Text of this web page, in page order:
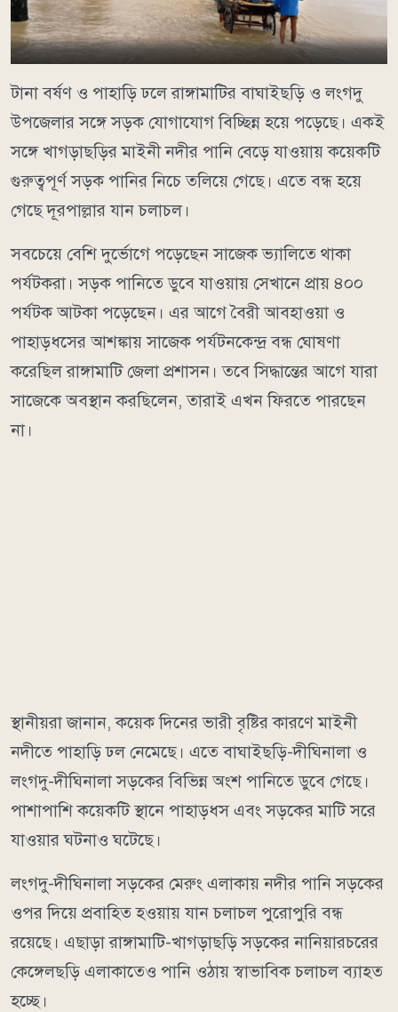
টানা বর্ষণ ও পাহাড়ি ঢলে রাঙ্গামাটির বাঘাইছড়ি ও লংগদু
উপজেলার সঙ্গে সড়ক যোগাযোগ বিচ্ছিন্ন হয়ে পড়েছে। একই
সঙ্গে খাগড়াছড়ির মাইনী নদীর পানি বেড়ে যাওয়ায় কয়েকটি
গুরুত্বপূর্ণ সড়ক পানির নিচে তলিয়ে গেছে। এতে বন্ধ হয়ে
গেছে দূরপাল্লার যান চলাচল।
সবচেয়ে বেশি দুর্ভোগে পড়েছেন সাজেক ভ্যালিতে থাকা
পর্যটকরা। সড়ক পানিতে ডুবে যাওয়ায় সেখানে প্রায় ৪০০
পর্যটক আটকা পড়েছেন। এর আগে বৈরী আবহাওয়া ও
পাহাড়ধসের আশঙ্কায় সাজেক পর্যটনকেন্দ্র বন্ধ ঘোষণা
করেছিল রাঙ্গামাটি জেলা প্রশাসন। তবে সিদ্ধান্তের আগে যারা
সাজেকে অবস্থান করছিলেন, তারাই এখন ফিরতে পারছেন
না।
স্থানীয়রা জানান, কয়েক দিনের ভারী বৃষ্টির কারণে মাইনী
নদীতে পাহাড়ি ঢল নেমেছে। এতে বাঘাইছড়ি-দীঘিনালা ও
লংগদু-দীঘিনালা সড়কের বিভিন্ন অংশ পানিতে ডুবে গেছে।
পাশাপাশি কয়েকটি স্থানে পাহাড়ধস এবং সড়কের মাটি সরে
যাওয়ার ঘটনাও ঘটেছে।
লংগদু-দীঘিনালা সড়কের মেরুং এলাকায় নদীর পানি সড়কের
ওপর দিয়ে প্রবাহিত হওয়ায় যান চলাচল পুরোপুরি বন্ধ
রয়েছে। এছাড়া রাঙ্গামাটি-খাগড়াছড়ি সড়কের নানিয়ারচরের
কেঙ্গেলছড়ি এলাকাতেও পানি ওঠায় স্বাভাবিক চলাচল ব্যাহত
হচ্ছে।